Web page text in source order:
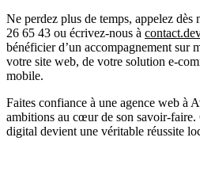
Ne perdez plus de temps, appelez dès
26 65 43 ou écrivez-nous à
bénéficier d’un accompagnement sur
votre site web, de votre solution e-
mobile.
Faites confiance à une agence web à
ambitions au cœur de son savoir-
digital devient une véritable réussite